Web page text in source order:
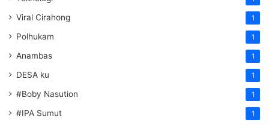
Viral Cirahong 1
Polhukam 1
Anambas 1
DESA ku 1
#Boby Nasution 1
#IPA Sumut 1